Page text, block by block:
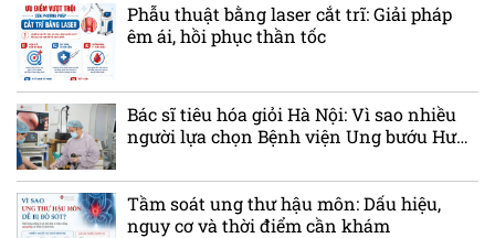
Phẫu thuật bằng laser cắt trĩ: Giải pháp
êm ái, hồi phục thần tốc
Bác sĩ tiêu hóa giỏi Hà Nội: Vì sao nhiều
người lựa chọn Bệnh viện Ung bướu Hưng
Tầm soát ung thư hậu môn: Dấu hiệu,
nguy cơ và thời điểm cần khám